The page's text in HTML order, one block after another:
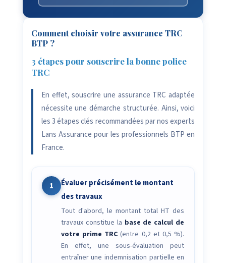
Comment choisir votre assurance TRC
BTP ?
3 étapes pour souscrire la bonne police
TRC
En effet, souscrire une assurance TRC adaptée
nécessite une démarche structurée. Ainsi, voici
les 3 étapes clés recommandées par nos experts
Lans Assurance pour les professionnels BTP en
France.
1
Évaluer précisément le montant
des travaux
Tout d'abord, le montant total HT des
travaux constitue la base de calcul de
votre prime TRC (entre 0,2 et 0,5 %).
En effet, une sous-évaluation peut
entraîner une indemnisation partielle en